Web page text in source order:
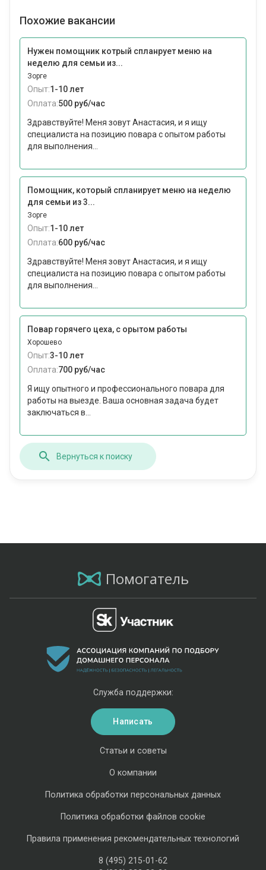
Похожие вакансии
Нужен помощник котрый спланрует меню на
неделю для семьи из...
Зорге
Опыт:1-10 лет
Оплата:500 руб/час
Здравствуйте! Меня зовут Анастасия, и я ищу
специалиста на позицию повара с опытом работы
для выполнения...
Помощник, который спланирует меню на неделю
для семьи из 3...
Зорге
Опыт:1-10 лет
Оплата:600 руб/час
Здравствуйте! Меня зовут Анастасия, и я ищу
специалиста на позицию повара с опытом работы
для выполнения...
Повар горячего цеха, с орытом работы
Хорошево
Опыт:3-10 лет
Оплата:700 руб/час
Я ищу опытного и профессионального повара для
работы на выезде. Ваша основная задача будет
заключаться в...
Вернуться к поиску
Помогатель
Статьи и советы
О компании
Политика обработки персональных данных
Политика обработки файлов cookie
Правила применения рекомендательных технологий
8 (495) 215-01-62
Служба поддержки:
Написать